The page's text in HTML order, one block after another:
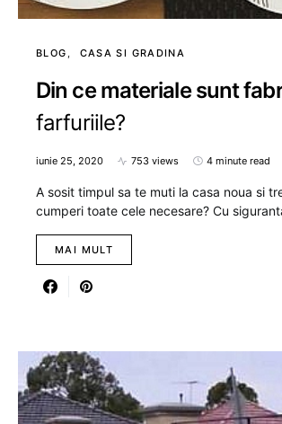
BLOG CASA SI GRADINA
Din ce materiale sunt
farfuriile?
iunie 25, 2020 753 views 4 minute read
A sosit timpul sa te muti la casa noua si
cumperi toate cele necesare? Cu
MAI MULT